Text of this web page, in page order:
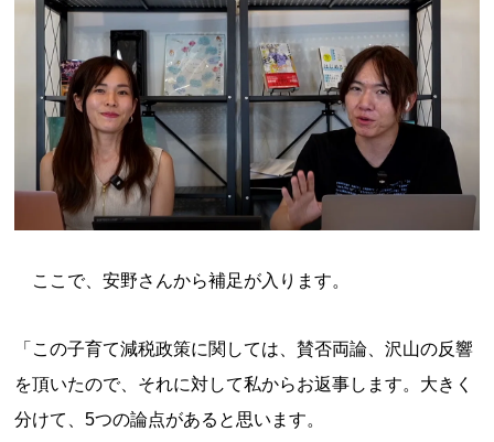
ここで、安野さんから補足が入ります。
「この子育て減税政策に関しては、賛否両論、沢山の反響
を頂いたので、それに対して私からお返事します。大きく
分けて、5つの論点があると思います。